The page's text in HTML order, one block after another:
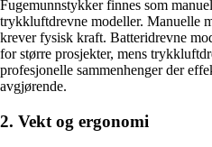
Fugemunnstykker finnes som
trykkluftdrevne modeller. Manuelle
krever fysisk kraft. Batteridrevne
for større prosjekter, mens
profesjonelle sammenhenger der
avgjørende.
2. Vekt og ergonomi